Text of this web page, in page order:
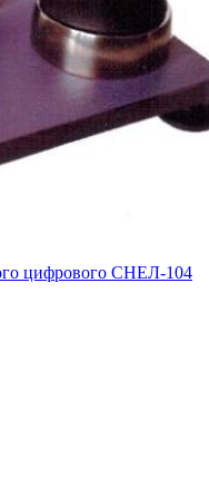
цифрового СНЕЛ-104